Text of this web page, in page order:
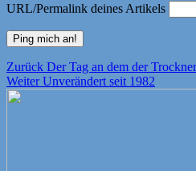
URL/Permalink deines Artikels
Beitragsnavigation
Zurück Vorheriger
Beitrag:
Der Tag an dem der
Weiter Nächster
Unverändert seit 1982